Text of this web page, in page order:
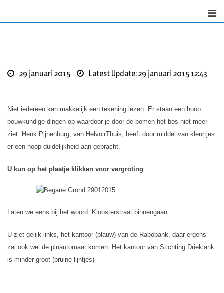
29 januari 2015 Latest Update: 29 januari 2015 12:43
Niet iedereen kan makkelijk een tekening lezen. Er staan een hoop
bouwkundige dingen op waardoor je door de bomen het bos niet meer
ziet. Henk Pijnenburg, van HelvoirThuis, heeft door middel van kleurtjes
er een hoop duidelijkheid aan gebracht.
U kun op het plaatje klikken voor vergroting.
Laten we eens bij het woord: Kloosterstraat binnengaan.
U ziet gelijk links, het kantoor (blauw) van de Rabobank, daar ergens
zal ook wel de pinautomaat komen. Het kantoor van Stichting Drieklank
is minder groot (bruine lijntjes)